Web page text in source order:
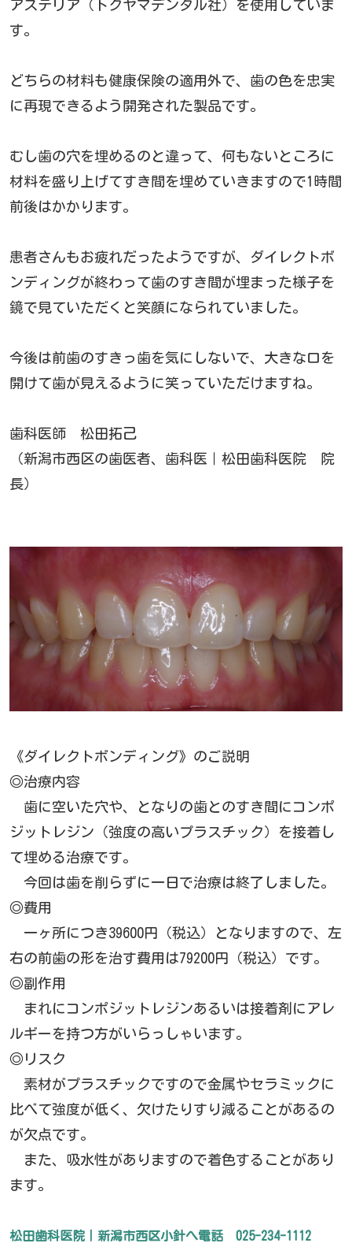
アステリア（トクヤマデンタル社）を使用していま
す。
どちらの材料も健康保険の適用外で、歯の色を忠実
に再現できるよう開発された製品です。
むし歯の穴を埋めるのと違って、何もないところに
材料を盛り上げてすき間を埋めていきますので1時間
前後はかかります。
患者さんもお疲れだったようですが、ダイレクトボ
ンディングが終わって歯のすき間が埋まった様子を
鏡で見ていただくと笑顔になられていました。
今後は前歯のすきっ歯を気にしないで、大きな口を
開けて歯が見えるように笑っていただけますね。
歯科医師 松田拓己
（新潟市西区の歯医者、歯科医｜松田歯科医院 院
長）
《ダイレクトボンディング》のご説明
◎治療内容
歯に空いた穴や、となりの歯とのすき間にコンポ
ジットレジン（強度の高いプラスチック）を接着し
て埋める治療です。
今回は歯を削らずに一日で治療は終了しました。
◎費用
一ヶ所につき39600円（税込）となりますので、左
右の前歯の形を治す費用は79200円（税込）です。
◎副作用
まれにコンポジットレジンあるいは接着剤にアレ
ルギーを持つ方がいらっしゃいます。
◎リスク
素材がプラスチックですので金属やセラミックに
比べて強度が低く、欠けたりすり減ることがあるの
が欠点です。
また、吸水性がありますので着色することがあり
ます。
松田歯科医院｜新潟市西区小針へ電話 025-234-1112